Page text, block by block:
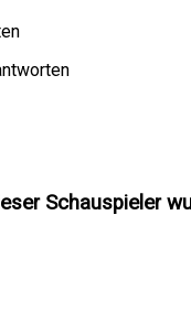
Schauspieler